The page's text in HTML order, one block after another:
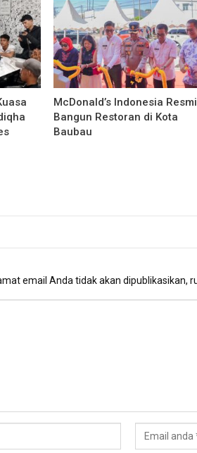
McDonald’s Indonesia Resmi
Bangun Restoran di Kota
Baubau
email Anda tidak akan dipublikasikan,